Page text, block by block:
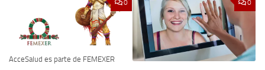
0
AcceSalud es parte de FEMEXER
0